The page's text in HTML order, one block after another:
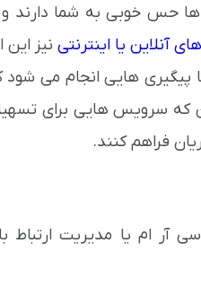
آن ها حس خوبی به شما
آنلاین یا اینترنتی نیز
پیگیری هایی انجام می
که سرویس هایی برای
فراهم کنند.
آر ام یا مدیریت ارتباط